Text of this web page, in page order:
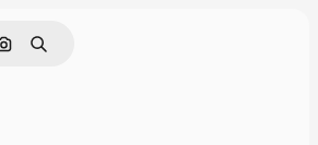
Pesquisar por imagem
Buscar